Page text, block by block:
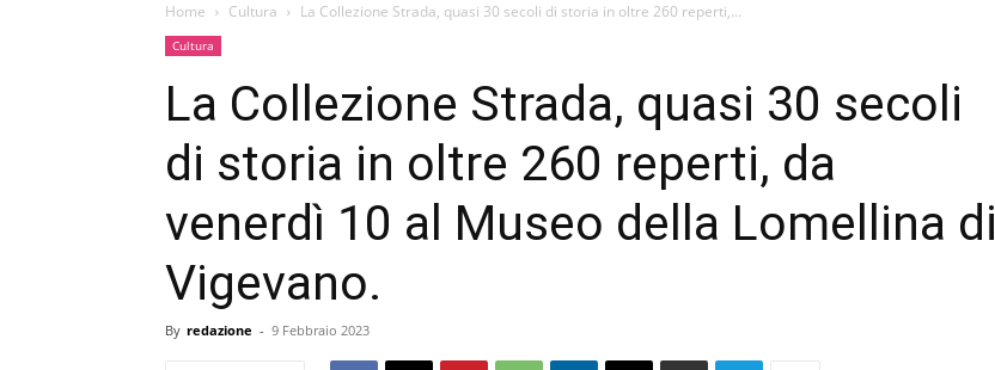
Home Cultura La Collezione Strada, quasi 30 secoli di storia in oltre 260 reperti,...
Cultura
La Collezione Strada, quasi 30 secoli
di storia in oltre 260 reperti, da
venerdì 10 al Museo della Lomellina di
Vigevano.
By redazione - 9 Febbraio 2023